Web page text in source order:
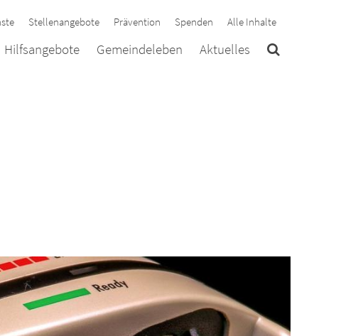
Stellenangebote Prävention Spenden Alle Inhalte
Hilfsangebote Gemeindeleben Aktuelles